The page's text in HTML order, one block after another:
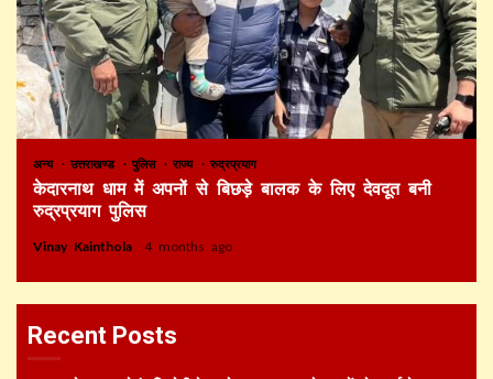
अन्य उत्तराखण्ड पुलिस राज्य रुद्रप्रयाग
केदारनाथ धाम में अपनों से बिछड़े बालक के लिए देवदूत बनी
रुद्रप्रयाग पुलिस
Vinay Kainthola 4 months ago
Recent Posts